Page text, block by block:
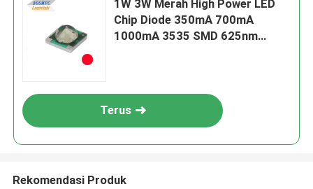
1W 3W Merah High Power LED
Chip Diode 350mA 700mA
1000mA 3535 SMD 625nm
Terus
Rekomendasi Produk